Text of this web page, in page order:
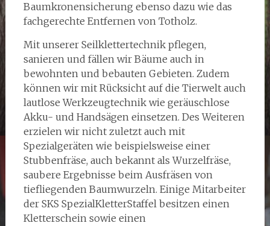
Baumkronensicherung ebenso dazu wie das
fachgerechte Entfernen von Totholz.
Mit unserer Seilklettertechnik pflegen,
sanieren und fällen wir Bäume auch in
bewohnten und bebauten Gebieten. Zudem
können wir mit Rücksicht auf die Tierwelt auch
lautlose Werkzeugtechnik wie geräuschlose
Akku- und Handsägen einsetzen. Des Weiteren
erzielen wir nicht zuletzt auch mit
Spezialgeräten wie beispielsweise einer
Stubbenfräse, auch bekannt als Wurzelfräse,
saubere Ergebnisse beim Ausfräsen von
tiefliegenden Baumwurzeln. Einige Mitarbeiter
der SKS SpezialKletterStaffel besitzen einen
Kletterschein sowie einen